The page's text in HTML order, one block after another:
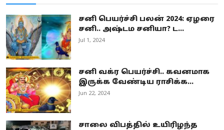
சனி பெயர்ச்சி பலன் 2024: ஏழரை
சனி.. அஷ்டம சனியா? ட...
Jul 1, 2024
சனி வக்ர பெயர்ச்சி.. கவனமாக
இருக்க வேண்டிய ராசிக்க...
Jun 22, 2024
சாலை விபத்தில் உயிரிழந்த